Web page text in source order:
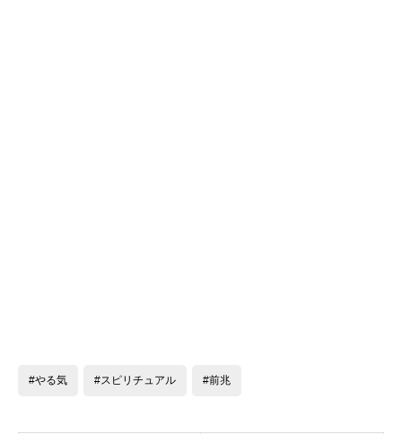
#やる気 #スピリチュアル #前兆